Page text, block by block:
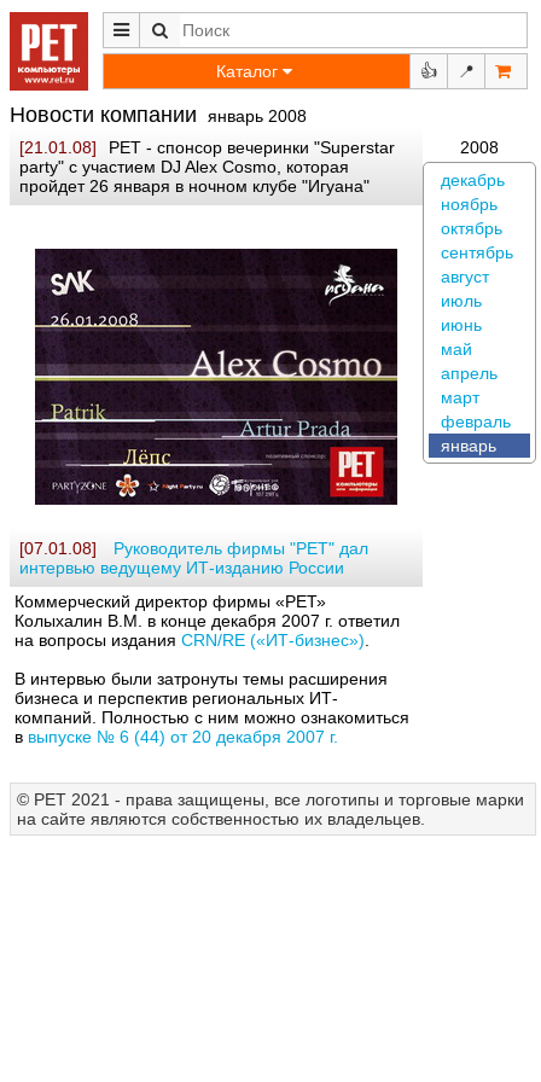
Каталог 👍 📍
Новости компании
январь 2008
[21.01.08]
РЕТ - спонсор вечеринки "Superstar
party" с участием DJ Alex Cosmo, которая
пройдет 26 января в ночном клубе "Игуана"
[07.01.08]
Руководитель фирмы "РЕТ" дал
интервью ведущему ИТ-изданию России
Коммерческий директор фирмы «РЕТ»
Колыхалин В.М. в конце декабря 2007 г. ответил
на вопросы издания CRN/RE («ИТ-бизнес»)
В интервью были затронуты темы расширения
бизнеса и перспектив региональных ИТ-
компаний. Полностью с ним можно ознакомиться
в выпуске № 6 (44) от 20 декабря 2007 г.
2008
декабрь
ноябрь
октябрь
сентябрь
август
июль
июнь
май
апрель
март
февраль
январь
© РЕТ 2021 - права защищены, все логотипы и торговые марки
на сайте являются собственностью их владельцев.